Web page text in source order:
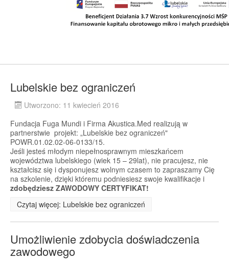
Lubelskie bez ograniczeń
Utworzono: 11 kwiecień 2016
Fundacja Fuga Mundi i Firma Akustica.Med realizują w
partnerstwie projekt: „Lubelskie bez ograniczeń"
POWR.01.02.02-06-0133/15.
Jeśli jesteś młodym niepełnosprawnym mieszkańcem
województwa lubelskiego (wiek 15 – 29lat), nie pracujesz, nie
kształcisz się i dysponujesz wolnym czasem to zapraszamy Cię
na szkolenie, dzięki któremu podniesiesz swoje kwalifikacje i
zdobędziesz ZAWODOWY CERTYFIKAT!
Czytaj więcej: Lubelskie bez ograniczeń
Umożliwienie zdobycia doświadczenia
zawodowego